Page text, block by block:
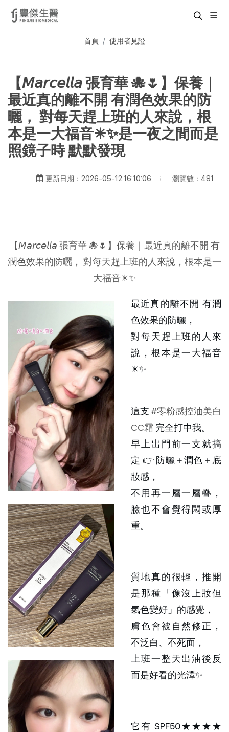
首頁 使用者見證
【𝘔𝘢𝘳𝘤𝘦𝘭𝘭𝘢 張育華 🐙🌷】保養｜
最近真的離不開 有潤色效果的防
曬， 對每天趕上班的人來說，根
本是一大福音☀✨是一夜之間而是
照鏡子時 默默發現
更新日期：2026-05-12 16:10:06 瀏覽數：481
【𝘔𝘢𝘳𝘤𝘦𝘭𝘭𝘢 張育華 🐙🌷】保養｜最近真的離不開 有
潤色效果的防曬， 對每天趕上班的人來說，根本是一
大福音☀✨
最近真的離不開 有潤
色效果的防曬，
對每天趕上班的人來
說，根本是一大福音
☀✨
這支 #零粉感控油美白
CC霜 完全打中我。
早上出門前一支就搞
定 👉 防曬＋潤色＋底
妝感，
不用再一層一層疊，
臉也不會覺得悶或厚
重。
質地真的很輕，推開
是那種「像沒上妝但
氣色變好」的感覺，
膚色會被自然修正，
不泛白、不死面，
上班一整天出油後反
而是好看的光澤✨
它有 SPF50★★★★